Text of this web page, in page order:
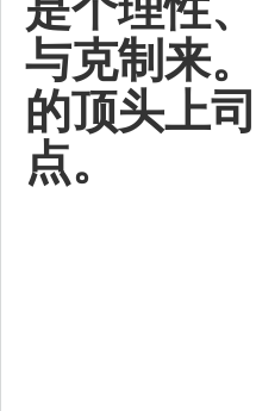
与克制来
的顶头上
点。